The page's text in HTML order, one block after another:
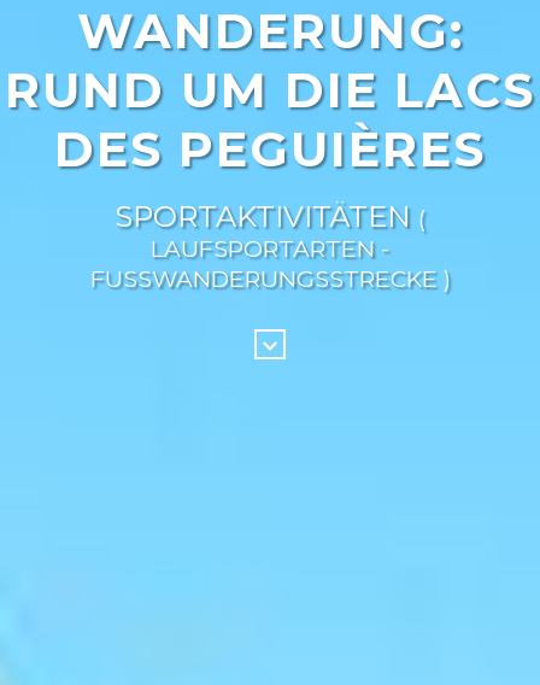
WANDERUNG:
RUND UM DIE LACS
DES PEGUIÈRES
SPORTAKTIVITÄTEN (
LAUFSPORTARTEN -
FUSSWANDERUNGSSTRECKE )